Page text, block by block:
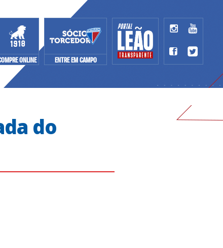
ONLINE ENTRE EM CAMPO
do